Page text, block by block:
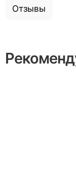
Отзывы